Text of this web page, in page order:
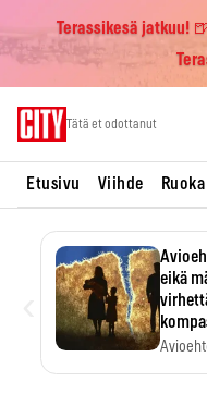
Terassikesä jatkuu!
Tätä et odottanut
Etusivu Viihde
eikä